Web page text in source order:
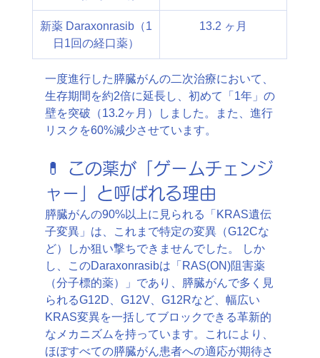
新薬 Daraxonrasib（1
日1回の経口薬）
13.2 ヶ月
一度進行した膵臓がんの二次治療において、
生存期間を約2倍に延長し、初めて「1年」の
壁を突破（13.2ヶ月）しました。また、進行
リスクを60%減少させています。
💊 この薬が「ゲームチェンジ
ャー」と呼ばれる理由
膵臓がんの90%以上に見られる「KRAS遺伝
子変異」は、これまで特定の変異（G12Cな
ど）しか狙い撃ちできませんでした。 しか
し、このDaraxonrasibは「RAS(ON)阻害薬
（分子標的薬）」であり、膵臓がんで多く見
られるG12D、G12V、G12Rなど、幅広い
KRAS変異を一括してブロックできる革新的
なメカニズムを持っています。これにより、
ほぼすべての膵臓がん患者への適応が期待さ